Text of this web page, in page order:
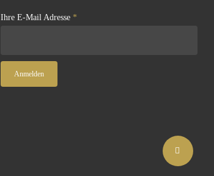
Ihre E-Mail Adresse *